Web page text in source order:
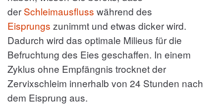
der Schleimausfluss während des
Eisprungs zunimmt und etwas dicker wird.
Dadurch wird das optimale Milieus für die
Befruchtung des Eies geschaffen. In einem
Zyklus ohne Empfängnis trocknet der
Zervixschleim innerhalb von 24 Stunden nach
dem Eisprung aus.